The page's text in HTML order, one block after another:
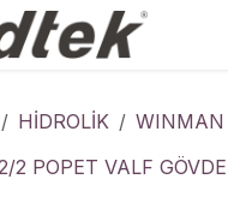
HİDROLİK WINMAN
2 POPET VALF